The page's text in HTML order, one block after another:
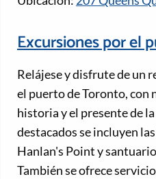
Excursiones por el
Relájese y disfrute de un
el puerto de Toronto, con
historia y el presente de
destacados se incluyen
Hanlan's Point y
También se ofrece